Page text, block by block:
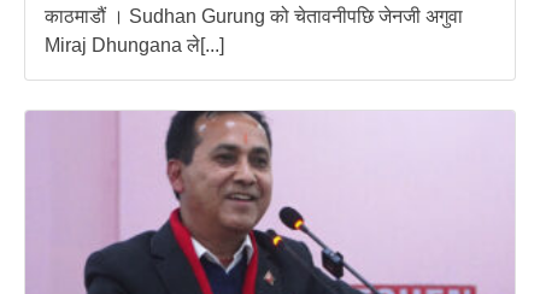
काठमाडौं । Sudhan Gurung को चेतावनीपछि जेनजी अगुवा
Miraj Dhungana ले[...]